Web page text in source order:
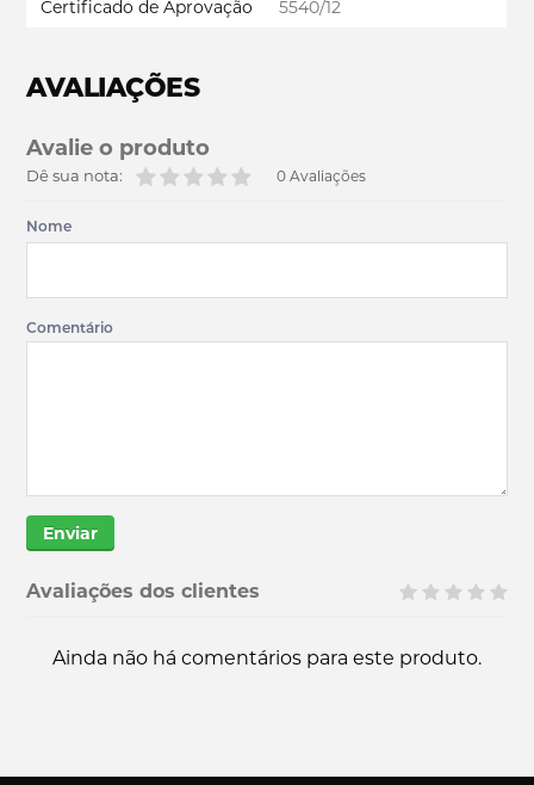
Certificado de Aprovação
5540/12
AVALIAÇÕES
Avalie o produto
0 Avaliações
Dê sua nota:
Nome
Comentário
Enviar
Avaliações dos clientes
Ainda não há comentários para este produto.